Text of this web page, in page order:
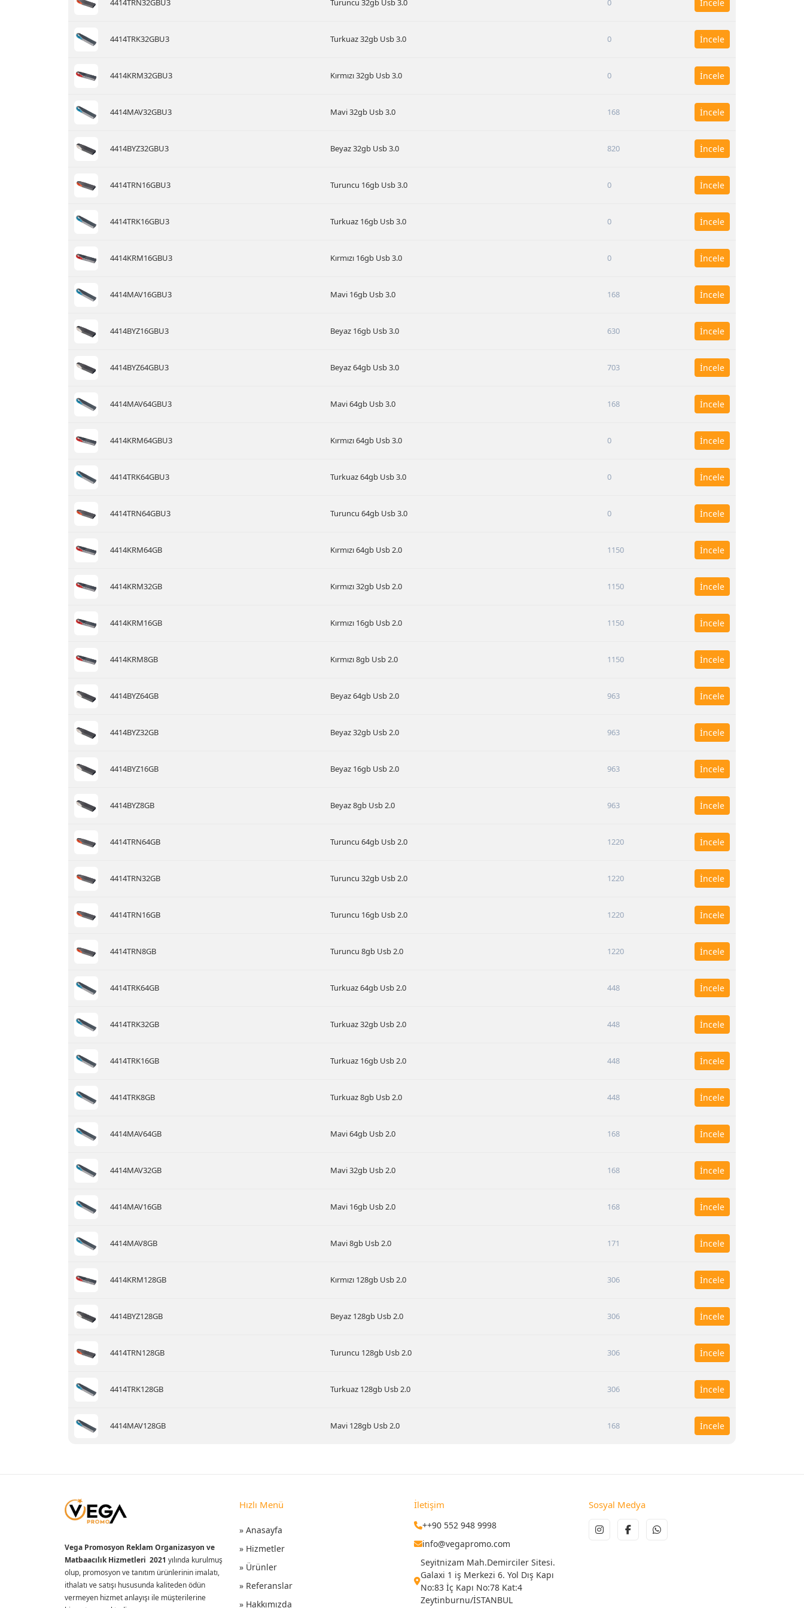
4414TRN32GBU3 Turuncu 32gb Usb 3.0 0 İncele
4414TRK32GBU3 Turkuaz 32gb Usb 3.0 0 İncele
4414KRM32GBU3 Kırmızı 32gb Usb 3.0 0 İncele
4414MAV32GBU3 Mavi 32gb Usb 3.0 168 İncele
4414BYZ32GBU3 Beyaz 32gb Usb 3.0 820 İncele
4414TRN16GBU3 Turuncu 16gb Usb 3.0 0 İncele
4414TRK16GBU3 Turkuaz 16gb Usb 3.0 0 İncele
4414KRM16GBU3 Kırmızı 16gb Usb 3.0 0 İncele
4414MAV16GBU3 Mavi 16gb Usb 3.0 168 İncele
4414BYZ16GBU3 Beyaz 16gb Usb 3.0 630 İncele
4414BYZ64GBU3 Beyaz 64gb Usb 3.0 703 İncele
4414MAV64GBU3 Mavi 64gb Usb 3.0 168 İncele
4414KRM64GBU3 Kırmızı 64gb Usb 3.0 0 İncele
4414TRK64GBU3 Turkuaz 64gb Usb 3.0 0 İncele
4414TRN64GBU3 Turuncu 64gb Usb 3.0 0 İncele
4414KRM64GB Kırmızı 64gb Usb 2.0 1150 İncele
4414KRM32GB Kırmızı 32gb Usb 2.0 1150 İncele
4414KRM16GB Kırmızı 16gb Usb 2.0 1150 İncele
4414KRM8GB Kırmızı 8gb Usb 2.0 1150 İncele
4414BYZ64GB Beyaz 64gb Usb 2.0 963 İncele
4414BYZ32GB Beyaz 32gb Usb 2.0 963 İncele
4414BYZ16GB Beyaz 16gb Usb 2.0 963 İncele
4414BYZ8GB Beyaz 8gb Usb 2.0 963 İncele
4414TRN64GB Turuncu 64gb Usb 2.0 1220 İncele
4414TRN32GB Turuncu 32gb Usb 2.0 1220 İncele
4414TRN16GB Turuncu 16gb Usb 2.0 1220 İncele
4414TRN8GB Turuncu 8gb Usb 2.0 1220 İncele
4414TRK64GB Turkuaz 64gb Usb 2.0 448 İncele
4414TRK32GB Turkuaz 32gb Usb 2.0 448 İncele
4414TRK16GB Turkuaz 16gb Usb 2.0 448 İncele
4414TRK8GB Turkuaz 8gb Usb 2.0 448 İncele
4414MAV64GB Mavi 64gb Usb 2.0 168 İncele
4414MAV32GB Mavi 32gb Usb 2.0 168 İncele
4414MAV16GB Mavi 16gb Usb 2.0 168 İncele
4414MAV8GB Mavi 8gb Usb 2.0 171 İncele
4414KRM128GB Kırmızı 128gb Usb 2.0 306 İncele
4414BYZ128GB Beyaz 128gb Usb 2.0 306 İncele
4414TRN128GB Turuncu 128gb Usb 2.0 306 İncele
4414TRK128GB Turkuaz 128gb Usb 2.0 306 İncele
4414MAV128GB Mavi 128gb Usb 2.0 168 İncele
Vega Promosyon Reklam Organizasyon ve
Matbaacılık Hizmetleri 2021 yılında kurulmuş
olup, promosyon ve tanıtım ürünlerinin imalatı,
ithalatı ve satışı hususunda kaliteden ödün
vermeyen hizmet anlayışı ile müşterilerine
Hızlı Menü
» Anasayfa
» Hizmetler
» Ürünler
» Referanslar
» Hakkımızda
İletişim
++90 552 948 9998
info@vegapromo.com
Seyitnizam Mah.Demirciler Sitesi.
Galaxi 1 iş Merkezi 6. Yol Dış Kapı
No:83 İç Kapı No:78 Kat:4
Zeytinburnu/İSTANBUL
Sosyal Medya